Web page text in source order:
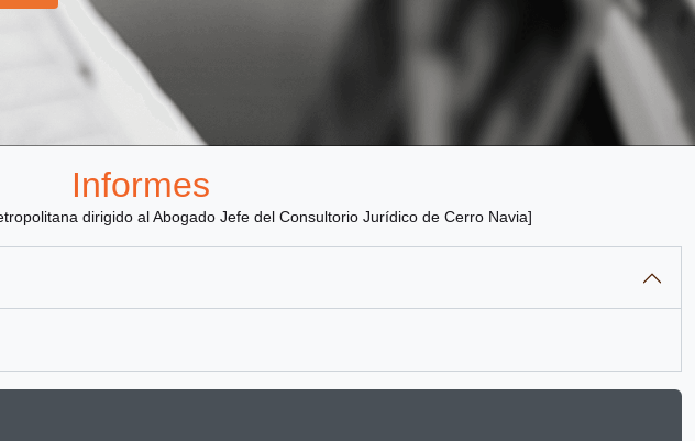
Informes
dirigido al Abogado Jefe del Consultorio Jurídico de Cerro Navia]